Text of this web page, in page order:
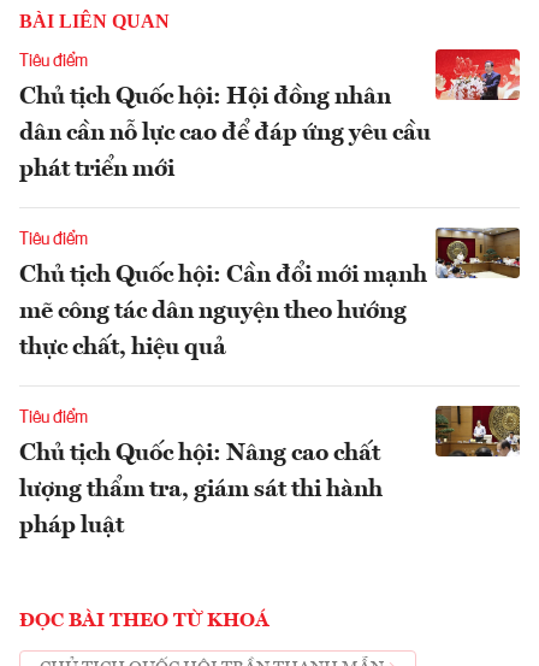
BÀI LIÊN QUAN
Tiêu điểm
Chủ tịch Quốc hội: Hội đồng nhân
dân cần nỗ lực cao để đáp ứng yêu cầu
phát triển mới
Tiêu điểm
Chủ tịch Quốc hội: Cần đổi mới mạnh
mẽ công tác dân nguyện theo hướng
thực chất, hiệu quả
Tiêu điểm
Chủ tịch Quốc hội: Nâng cao chất
lượng thẩm tra, giám sát thi hành
pháp luật
ĐỌC BÀI THEO TỪ KHOÁ